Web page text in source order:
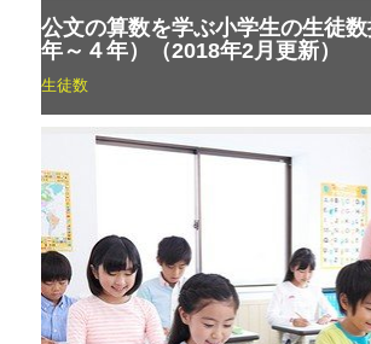
公文の算数を学ぶ小学生の生徒数
年～４年）（2018年2月更新）
生徒数